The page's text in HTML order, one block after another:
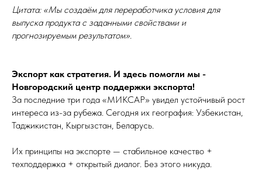
Цитата: «Мы создаём для переработчика условия для
выпуска продукта с заданными свойствами и
прогнозируемым результатом».
Экспорт как стратегия. И здесь помогли мы -
Новгородский центр поддержки экспорта!
За последние три года «МИКСАР» увидел устойчивый рост
интереса из-за рубежа. Сегодня их география: Узбекистан,
Таджикистан, Кыргызстан, Беларусь.
Их принципы на экспорте — стабильное качество +
техподдержка + открытый диалог. Без этого никуда.